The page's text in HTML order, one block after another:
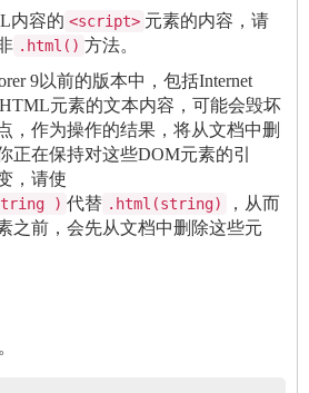
内容的 <script> 元素的内容，请
.html() 方法。
9以前的版本中，包括Internet
元素的文本内容，可能会毁坏
，作为操作的结果，将从文档中删
正在保持对这些DOM元素的引
，请使
) 代替 .html(string)
，从而
之前，会先从文档中删除这些元